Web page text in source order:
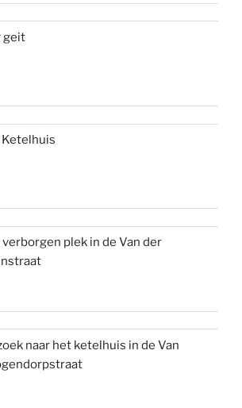
geit
verborgen plek in de Van der
naar het ketelhuis in de Van